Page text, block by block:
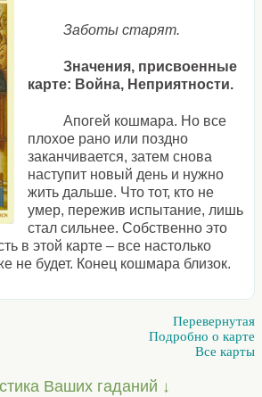
Заботы старят.
Значения, присвоенные
карте: Война, Неприятности.
Апогей кошмара. Но все
плохое рано или поздно
заканчивается, затем снова
наступит новый день и нужно
жить дальше. Что тот, кто не
умер, пережив испытание, лишь
стал сильнее. Собственно это
в этой карте – все настолько
не будет. Конец кошмара близок.
Перевернутая
Подробно о карте
Все карты
Ваших гаданий ↓